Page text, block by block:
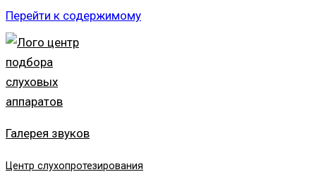
Перейти к содержимому
Галерея звуков
Центр слухопротезирования